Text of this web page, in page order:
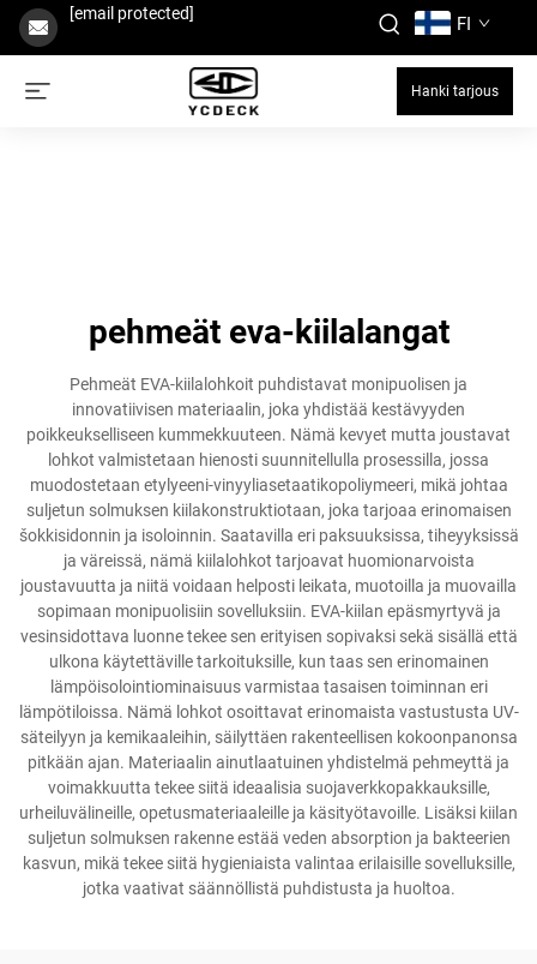
[email protected] FI
Hanki tarjous
pehmeät eva-kiilalangat
Pehmeät EVA-kiilalohkoit puhdistavat monipuolisen ja
innovatiivisen materiaalin, joka yhdistää kestävyyden
poikkeukselliseen kummekkuuteen. Nämä kevyet mutta joustavat
lohkot valmistetaan hienosti suunnitellulla prosessilla, jossa
muodostetaan etylyeeni-vinyyliasetaatikopoliymeeri, mikä johtaa
suljetun solmuksen kiilakonstruktiotaan, joka tarjoaa erinomaisen
šokkisidonnin ja isoloinnin. Saatavilla eri paksuuksissa, tiheyyksissä
ja väreissä, nämä kiilalohkot tarjoavat huomionarvoista
joustavuutta ja niitä voidaan helposti leikata, muotoilla ja muovailla
sopimaan monipuolisiin sovelluksiin. EVA-kiilan epäsmyrtyvä ja
vesinsidottava luonne tekee sen erityisen sopivaksi sekä sisällä että
ulkona käytettäville tarkoituksille, kun taas sen erinomainen
lämpöisolointiominaisuus varmistaa tasaisen toiminnan eri
lämpötiloissa. Nämä lohkot osoittavat erinomaista vastustusta UV-
säteilyyn ja kemikaaleihin, säilyttäen rakenteellisen kokoonpanonsa
pitkään ajan. Materiaalin ainutlaatuinen yhdistelmä pehmeyttä ja
voimakkuutta tekee siitä ideaalisia suojaverkkopakkauksille,
urheiluvälineille, opetusmateriaaleille ja käsityötavoille. Lisäksi kiilan
suljetun solmuksen rakenne estää veden absorption ja bakteerien
kasvun, mikä tekee siitä hygieniaista valintaa erilaisille sovelluksille,
jotka vaativat säännöllistä puhdistusta ja huoltoa.